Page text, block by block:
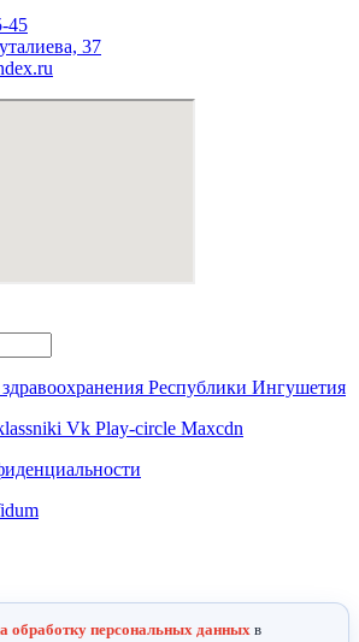
45
37
Республики Ингушетия
Vk Play-circle Maxcdn
обработку персональных данных в